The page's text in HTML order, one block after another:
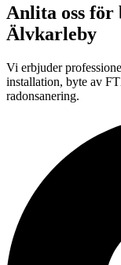
Anlita oss för
Älvkarleby
Vi erbjuder
installation, byte av
radonsanering.